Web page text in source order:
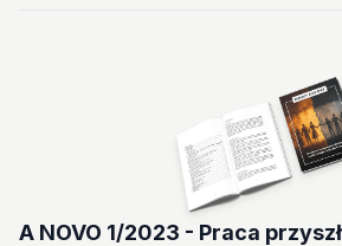
A NOVO 1/2023 - Praca